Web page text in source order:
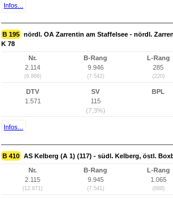
Infos...
B 195 nördl. OA Zarrentin am Staffelsee - nördl.
K 78
Nr.
2.114
(9.866)
B-Rang
9.946
(7.542)
L-Rang
285
(220)
DTV
1.571
SV
115
(7,3%)
BPL
Infos...
B 410 AS Kelberg (A 1) (117) - südl. Kelberg, östl.
Nr.
2.115
(12.871)
B-Rang
9.945
(7.541)
L-Rang
1.065
(888)